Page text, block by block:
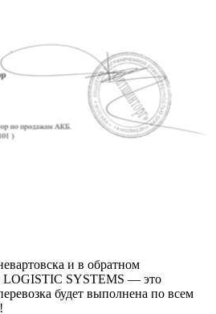
и в обратном
SYSTEMS — это
будет выполнена по всем